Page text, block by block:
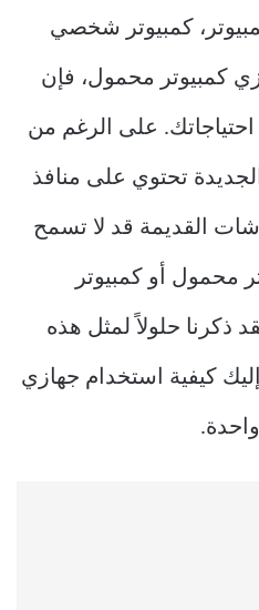
كمبيوتر شخصي
كمبيوتر محمول، فإن
على الرغم من
تحتوي على منافذ
القديمة قد لا تسمح
محمول أو كمبيوتر
حلولاً لمثل هذه
كيفية استخدام جهازي